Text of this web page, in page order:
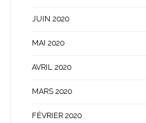
JUIN 2020
MAI 2020
AVRIL 2020
MARS 2020
FÉVRIER 2020